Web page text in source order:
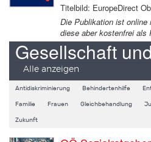
Titelbild: EuropeDirect
Die Publikation ist online
diese aber kostenfrei als
Gesellschaft
Alle anzeigen
Antidiskriminierung Behindertenhilfe
Familie Frauen Gleichbehandlung
Zukunft